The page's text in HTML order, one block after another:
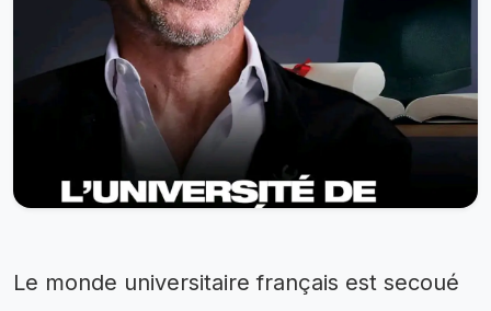
Le monde universitaire français est secoué